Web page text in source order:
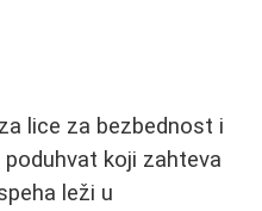
lice za bezbednost i
koji zahteva
leži u